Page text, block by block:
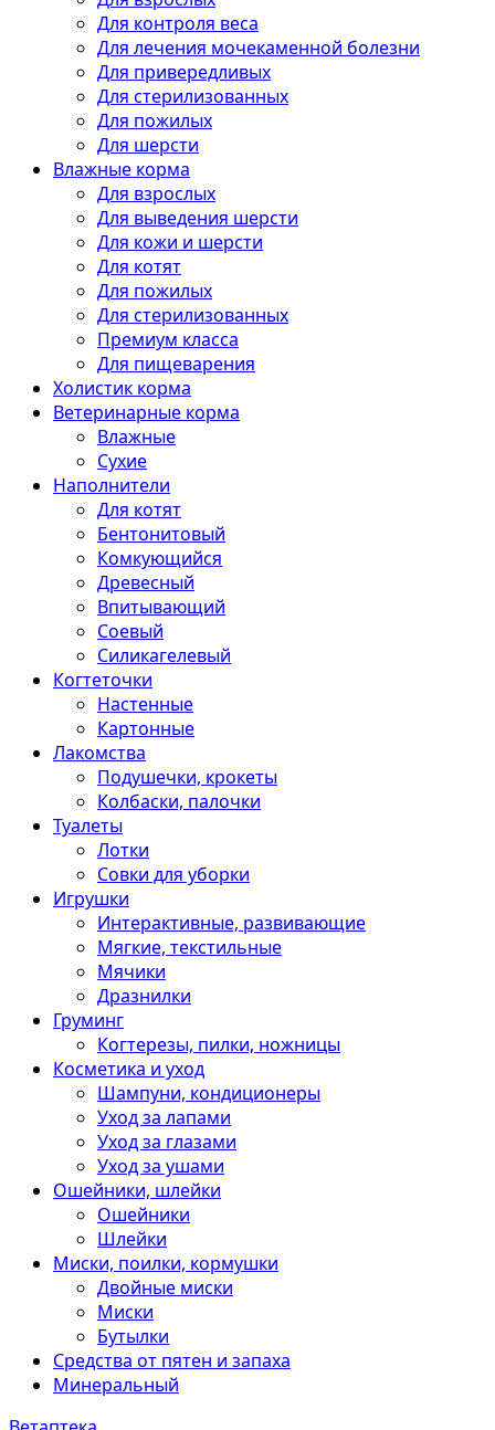
Для контроля веса
Для лечения мочекаменной болезни
Для привередливых
Для стерилизованных
Для пожилых
Для шерсти
Влажные корма
Для взрослых
Для выведения шерсти
Для кожи и шерсти
Для котят
Для пожилых
Для стерилизованных
Премиум класса
Для пищеварения
Холистик корма
Ветеринарные корма
Влажные
Сухие
Наполнители
Для котят
Бентонитовый
Комкующийся
Древесный
Впитывающий
Соевый
Силикагелевый
Когтеточки
Настенные
Картонные
Лакомства
Подушечки, крокеты
Колбаски, палочки
Туалеты
Лотки
Совки для уборки
Игрушки
Интерактивные, развивающие
Мягкие, текстильные
Мячики
Дразнилки
Груминг
Когтерезы, пилки, ножницы
Косметика и уход
Шампуни, кондиционеры
Уход за лапами
Уход за глазами
Уход за ушами
Ошейники, шлейки
Ошейники
Шлейки
Миски, поилки, кормушки
Двойные миски
Миски
Бутылки
Средства от пятен и запаха
Минеральный